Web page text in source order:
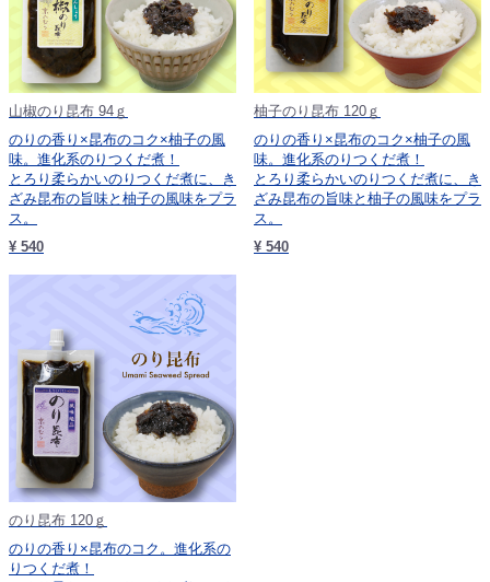
山椒のり昆布 94ｇ
のりの香り×昆布のコク×柚子の風
味。進化系のりつくだ煮！
とろり柔らかいのりつくだ煮に、き
ざみ昆布の旨味と柚子の風味をプラ
ス。
¥ 540
柚子のり昆布 120ｇ
のりの香り×昆布のコク×柚子の風
味。進化系のりつくだ煮！
とろり柔らかいのりつくだ煮に、き
ざみ昆布の旨味と柚子の風味をプラ
ス。
¥ 540
のり昆布 120ｇ
のりの香り×昆布のコク。進化系の
りつくだ煮！